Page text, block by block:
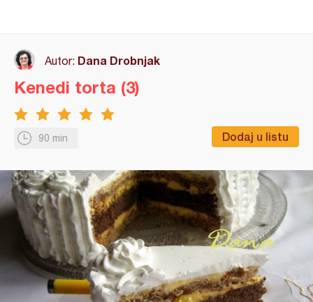
Autor: Dana Drobnjak
90 min Dodaj u listu
Kenedi torta (3)